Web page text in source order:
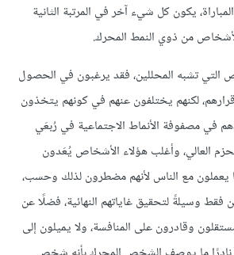
المباراة، يكون كل شيء آخر في المرتبة الثانية
من ذوي النمط المحرك.
تشبه المحللين، فقد يرغبون في الحصول
لكنهم يختلفون عنهم في كونهم يتخذون
في مصفوفة الأنماط الاجتماعية في رُبعَي
العالي، وأغلب هؤلاء الأشخاص يُعَدون
يعملون مع الناس لأنهم مضطرون لذلك وحسب،
فقط وسيلةً لتحقيق غاياتهم النهائية، فضلًا عن
وقادرون على المنافسة، ولا يميلون إلى